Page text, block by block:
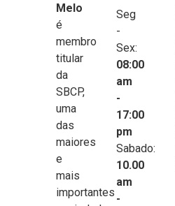
Melo
é
membro
titular
da
SBCP,
uma
das
maiores
e
mais
importantes
Seg
-
Sex:
08:00
am
-
17:00
pm
Sabado:
10.00
am
-